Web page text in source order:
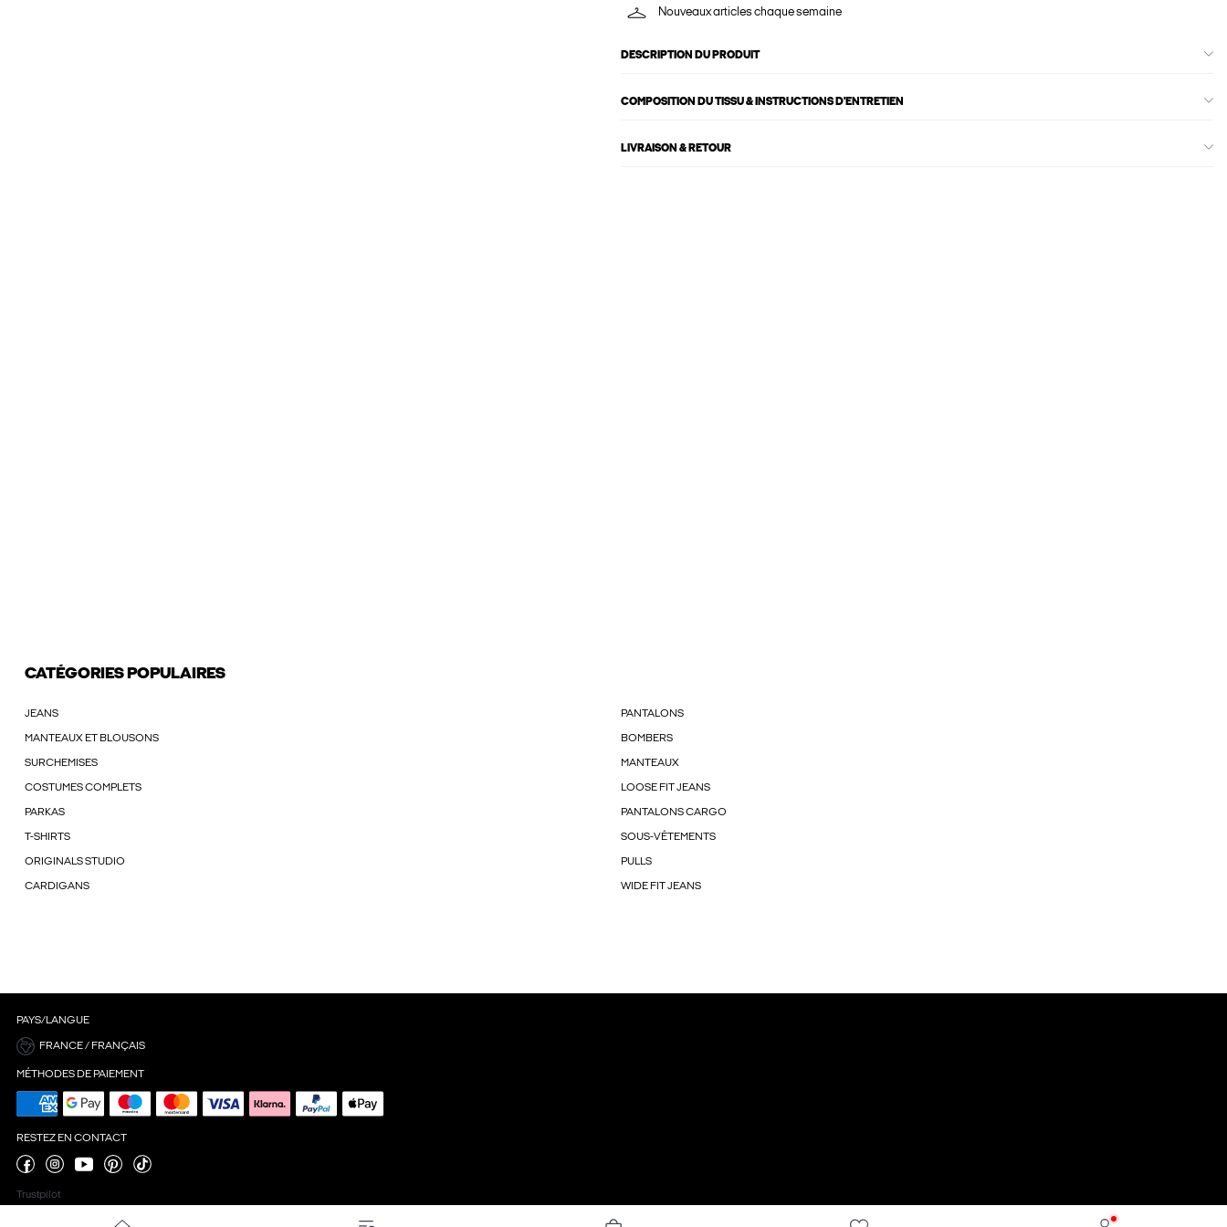
Nouveaux articles chaque semaine
DESCRIPTION DU PRODUIT
COMPOSITION DU TISSU & INSTRUCTIONS D'ENTRETIEN
LIVRAISON & RETOUR
CATÉGORIES POPULAIRES
JEANS PANTALONS
MANTEAUX ET BLOUSONS BOMBERS
SURCHEMISES MANTEAUX
COSTUMES COMPLETS LOOSE FIT JEANS
PARKAS PANTALONS CARGO
T-SHIRTS SOUS-VÊTEMENTS
ORIGINALS STUDIO PULLS
CARDIGANS WIDE FIT JEANS
PAYS/LANGUE
FRANCE / FRANÇAIS
MÉTHODES DE PAIEMENT
RESTEZ EN CONTACT
Trustpilot